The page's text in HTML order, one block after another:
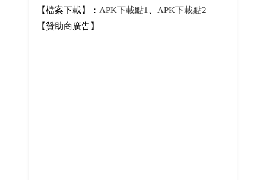
【檔案下載】： APK下載點1、 APK下載點2
【贊助商廣告】